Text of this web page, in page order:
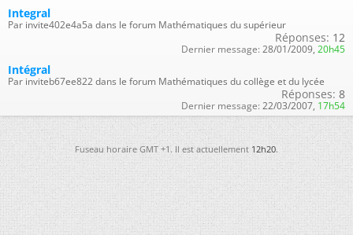
Integral
Par invite402e4a5a dans le forum Mathématiques du supérieur
Réponses: 12
Dernier message: 28/01/2009, 20h45
Intégral
Par inviteb67ee822 dans le forum Mathématiques du collège et du lycée
Réponses: 8
Dernier message: 22/03/2007, 17h54
Fuseau horaire GMT +1. Il est actuellement12h20.